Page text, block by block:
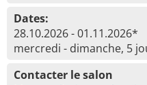
Dates:
28.10.2026 - 01.11.2026*
mercredi - dimanche, 5
Contacter le salon